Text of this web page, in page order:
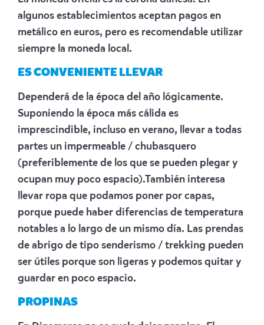
algunos establecimientos aceptan pagos en
metálico en euros, pero es recomendable utilizar
siempre la moneda local.
ES CONVENIENTE LLEVAR
Dependerá de la época del año lógicamente.
Suponiendo la época más cálida es
imprescindible, incluso en verano, llevar a todas
partes un impermeable / chubasquero
(preferiblemente de los que se pueden plegar y
ocupan muy poco espacio).También interesa
llevar ropa que podamos poner por capas,
porque puede haber diferencias de temperatura
notables a lo largo de un mismo día. Las prendas
de abrigo de tipo senderismo / trekking pueden
ser útiles porque son ligeras y podemos quitar y
guardar en poco espacio.
PROPINAS